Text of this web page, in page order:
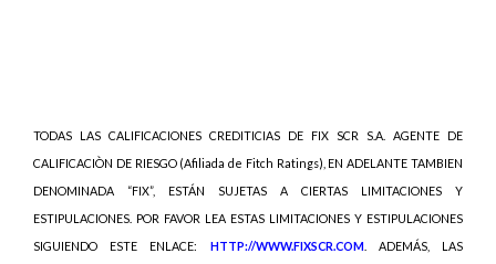
TODAS LAS CALIFICACIONES CREDITICIAS DE FIX SCR S.A. AGENTE DE
CALIFICACIÒN DE RIESGO (Afiliada de Fitch Ratings), EN ADELANTE TAMBIEN
DENOMINADA “FIX”, ESTÁN SUJETAS A CIERTAS LIMITACIONES Y
ESTIPULACIONES. POR FAVOR LEA ESTAS LIMITACIONES Y ESTIPULACIONES
SIGUIENDO ESTE ENLACE: HTTP://WWW.FIXSCR.COM . ADEMÁS, LAS